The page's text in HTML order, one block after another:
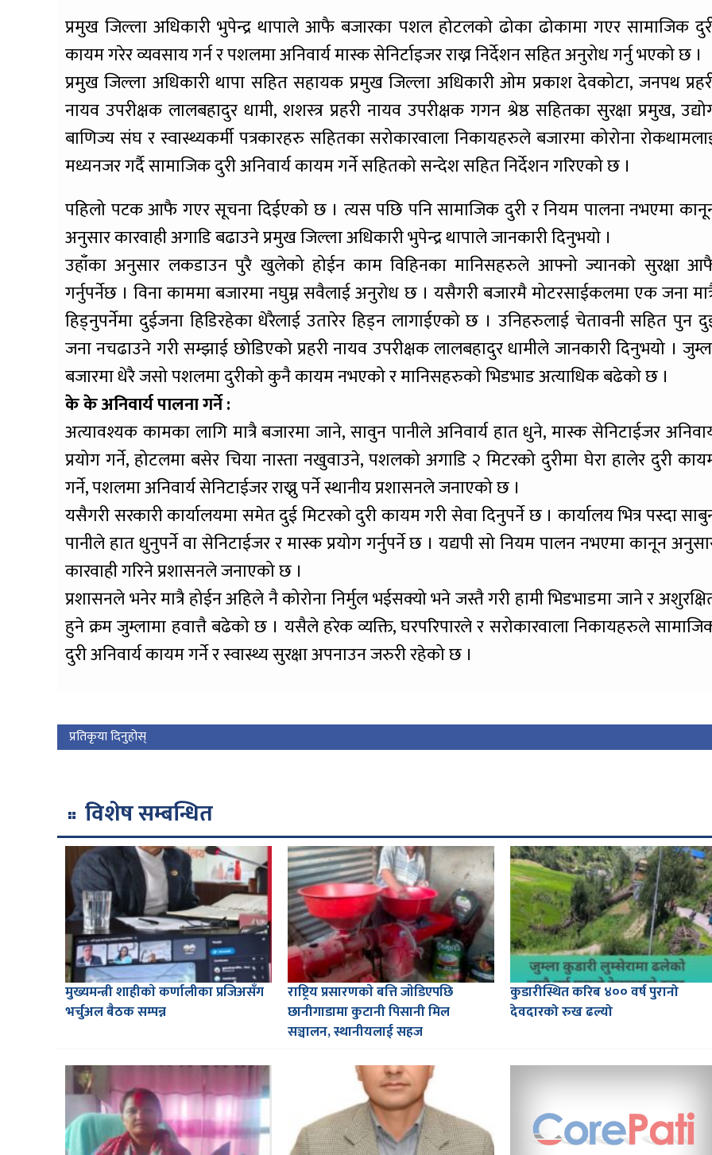
प्रमुख जिल्ला अधिकारी भुपेन्द्र थापाले आफै बजारका पशल होटलको ढोका ढोकामा गएर सामाजिक
कायम गरेर व्यवसाय गर्न र पशलमा अनिवार्य मास्क सेनिर्टाइजर राख्न निर्देशन सहित अनुरोध गर्नु भएको छ ।
प्रमुख जिल्ला अधिकारी थापा सहित सहायक प्रमुख जिल्ला अधिकारी ओम प्रकाश देवकोटा, जनपथ
नायव उपरीक्षक लालबहादुर धामी, शशस्त्र प्रहरी नायव उपरीक्षक गगन श्रेष्ठ सहितका सुरक्षा प्रमुख,
बाणिज्य संघ र स्वास्थ्यकर्मी पत्रकारहरु सहितका सरोकारवाला निकायहरुले बजारमा कोरोना
मध्यनजर गर्दै सामाजिक दुरी अनिवार्य कायम गर्ने सहितको सन्देश सहित निर्देशन गरिएको छ ।
पहिलो पटक आफै गएर सूचना दिईएको छ । त्यस पछि पनि सामाजिक दुरी र नियम पालना नभएमा
अनुसार कारवाही अगाडि बढाउने प्रमुख जिल्ला अधिकारी भुपेन्द्र थापाले जानकारी दिनुभयो ।
उहाँका अनुसार लकडाउन पुरै खुलेको होईन काम विहिनका मानिसहरुले आफ्नो ज्यानको सुरक्षा
गर्नुपर्नेछ । विना काममा बजारमा नघुम्न सवैलाई अनुरोध छ । यसैगरी बजारमै मोटरसाईकलमा एक जना
हिड्नुपर्नेमा दुईजना हिडिरहेका धेरैलाई उतारेर हिड्न लागाईएको छ । उनिहरुलाई चेतावनी सहित पुन
जना नचढाउने गरी सम्झाई छोडिएको प्रहरी नायव उपरीक्षक लालबहादुर धामीले जानकारी दिनुभयो ।
बजारमा धेरै जसो पशलमा दुरीको कुनै कायम नभएको र मानिसहरुको भिडभाड अत्याधिक बढेको छ ।
के के अनिवार्य पालना गर्ने :
अत्यावश्यक कामका लागि मात्रै बजारमा जाने, सावुन पानीले अनिवार्य हात धुने, मास्क सेनिटाईजर
प्रयोग गर्ने, होटलमा बसेर चिया नास्ता नखुवाउने, पशलको अगाडि २ मिटरको दुरीमा घेरा हालेर दुरी
गर्ने, पशलमा अनिवार्य सेनिटाईजर राख्नु पर्ने स्थानीय प्रशासनले जनाएको छ ।
यसैगरी सरकारी कार्यालयमा समेत दुई मिटरको दुरी कायम गरी सेवा दिनुपर्ने छ । कार्यालय भित्र पस्दा
पानीले हात धुनुपर्ने वा सेनिटाईजर र मास्क प्रयोग गर्नुपर्ने छ । यद्यपी सो नियम पालन नभएमा कानून
कारवाही गरिने प्रशासनले जनाएको छ ।
प्रशासनले भनेर मात्रै होईन अहिले नै कोरोना निर्मुल भईसक्यो भने जस्तै गरी हामी भिडभाडमा जाने र
हुने क्रम जुम्लामा हवात्तै बढेको छ । यसैले हरेक व्यक्ति, घरपरिपारले र सरोकारवाला निकायहरुले
दुरी अनिवार्य कायम गर्ने र स्वास्थ्य सुरक्षा अपनाउन जरुरी रहेको छ ।
प्रतिकृया दिनुहोस्
विशेष सम्बन्धित
मुख्यमन्त्री शाहीकाे कर्णालीका प्रजिअसँग
भर्चुअल बैठक सम्पन्न
राष्ट्रिय प्रसारणकाे बत्ति जाेडिएपछि
छानीगाडामा कुटानी पिसानी मिल
सञ्चालन, स्थानीयलाई सहज
कुडारीस्थित करिब ४०० वर्ष पुरानो
देवदारको रुख ढल्यो